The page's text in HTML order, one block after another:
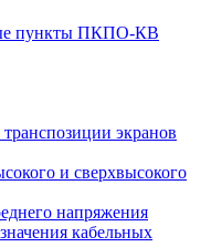
пункты ПКПО-КВ
экранов
и сверхвысокого
напряжения
кабельных